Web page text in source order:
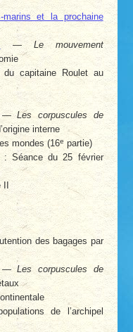
marins et la prochaine
— Le mouvement
capitaine Roulet au
Les corpuscules de
interne
mondes (16e partie)
: Séance du 25 février
II
des bagages par
—Les corpuscules de
de l’archipel